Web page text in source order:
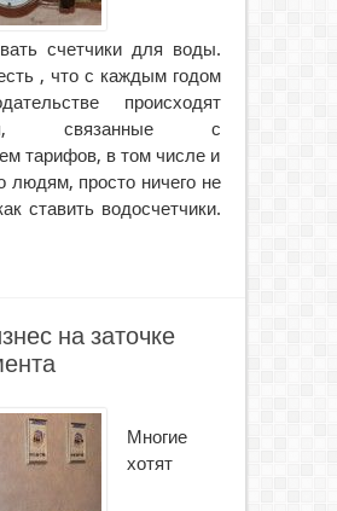
счетчики для воды.
, что с каждым годом
происходят
связанные с
тарифов, в том числе и
людям, просто ничего не
ставить водосчетчики.
на заточке
Многие
хотят